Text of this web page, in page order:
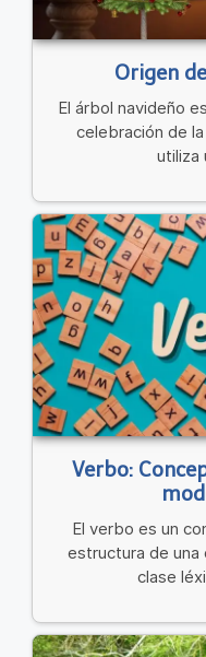
Origen
El árbol navideño
celebración de
utiliza
Verbo:
El verbo es un
estructura de una
clase